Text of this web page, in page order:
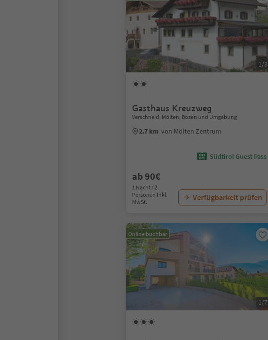
1/3
Gasthaus Kreuzweg
Verschneid, Mölten, Bozen und Umgebung
2.7 km von Mölten Zentrum
Südtirol Guest Pass
ab 90€
1 Nacht / 2
Personen Inkl.
MwSt.
Verfügbarkeit prüfen
Online buchbar
1/7